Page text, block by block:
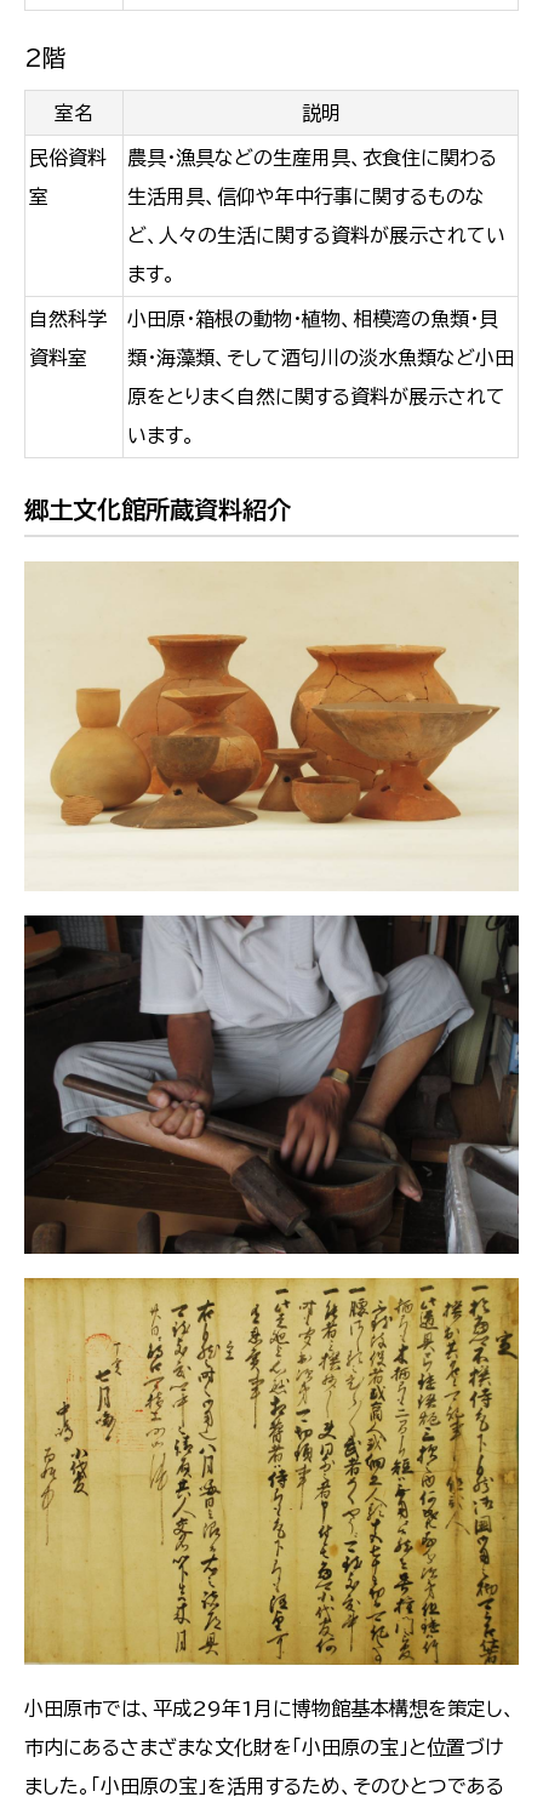
2階
室名 説明
民俗資料
室
農具・漁具などの生産用具、衣食住に関わる
生活用具、信仰や年中行事に関するものな
ど、人々の生活に関する資料が展示されてい
ます。
自然科学
資料室
小田原・箱根の動物・植物、相模湾の魚類・貝
類・海藻類、そして酒匂川の淡水魚類など小田
原をとりまく自然に関する資料が展示されて
います。
郷土文化館所蔵資料紹介
小田原市では、平成29年1月に博物館基本構想を策定し、
市内にあるさまざまな文化財を「小田原の宝」と位置づけ
ました。「小田原の宝」を活用するため、そのひとつである